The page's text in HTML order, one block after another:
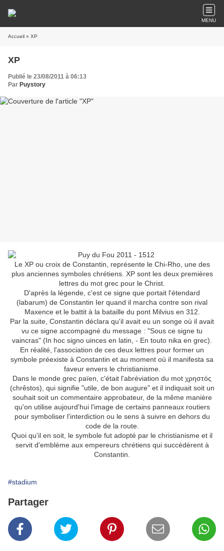
MENU
Accueil » XP
XP
Publié le 23/08/2011 à 06:13
Par Puystory
Le XP ou croix de Constantin, représente le Chi-Rho, une des
plus anciennes symboles chrétiens. XP sont les deux premières
lettres du mot grec pour le Christ.
D'après la légende, c'est ce signe que portait l'étendard
(labarum) de Constantin Ier quand il marcha contre son rival
Maxence et le battit à la bataille du pont Milvius en 312.
Par la suite, Constantin déclara qu'il avait eu un songe où il avait
vu ce signe accompagné du message : "Sous ce signe tu
vaincras" (In hoc signo uinces en latin, - En touto nika en grec).
En réalité, l'association de ces deux lettres pour former un
symbole préexiste à Constantin et au moment où il manifesta sa
faveur envers le christianisme.
Dans le monde grec païen, c'était l'abréviation du mot χρηστός
(chrêstos), qui signifie "utile, de bon augure" et il indiquait soit un
souhait soit un commentaire approbateur, de la même manière
qu'on utilise aujourd'hui l'image de certains panneaux routiers
pour symboliser l'interdiction ou le sens à suivre en dehors du
code de la route.
Quoi qu'il en soit, le symbole fut adopté par le christianisme et il
servit d'emblème aux empereurs chrétiens qui succédèrent à
Constantin.
#stadium
Partager